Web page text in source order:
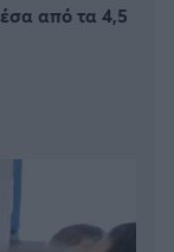
από τα 4,5